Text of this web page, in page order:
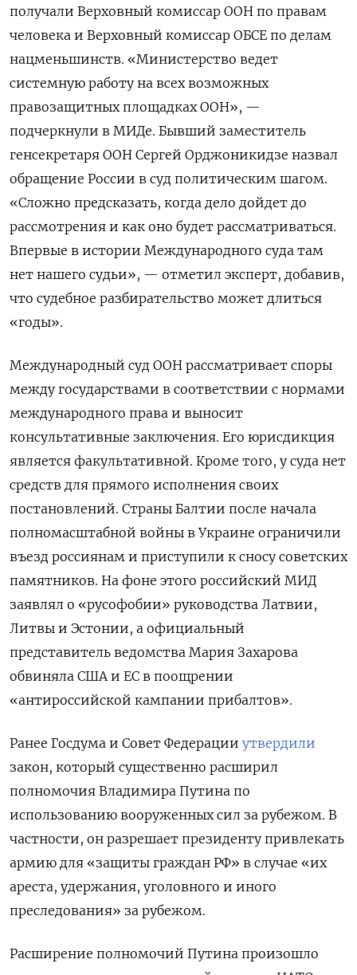
получали Верховный комиссар ООН по правам
человека и Верховный комиссар ОБСЕ по делам
нацменьшинств. «Министерство ведет
системную работу на всех возможных
правозащитных площадках ООН», —
подчеркнули в МИДе. Бывший заместитель
генсекретаря ООН Сергей Орджоникидзе назвал
обращение России в суд политическим шагом.
«Сложно предсказать, когда дело дойдет до
рассмотрения и как оно будет рассматриваться.
Впервые в истории Международного суда там
нет нашего судьи», — отметил эксперт, добавив,
что судебное разбирательство может длиться
«годы».
Международный суд ООН рассматривает споры
между государствами в соответствии с нормами
международного права и выносит
консультативные заключения. Его юрисдикция
является факультативной. Кроме того, у суда нет
средств для прямого исполнения своих
постановлений. Страны Балтии после начала
полномасштабной войны в Украине ограничили
въезд россиянам и приступили к сносу советских
памятников. На фоне этого российский МИД
заявлял о «русофобии» руководства Латвии,
Литвы и Эстонии, а официальный
представитель ведомства Мария Захарова
обвиняла США и ЕС в поощрении
«антироссийской кампании прибалтов».
Ранее Госдума и Совет Федерации утвердили
закон, который существенно расширил
полномочия Владимира Путина по
использованию вооруженных сил за рубежом. В
частности, он разрешает президенту привлекать
армию для «защиты граждан РФ» в случае «их
ареста, удержания, уголовного и иного
преследования» за рубежом.
Расширение полномочий Путина произошло